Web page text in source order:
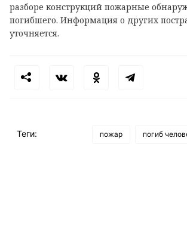
разборе конструкций пожарные
погибшего. Информация о других
уточняется.
Теги: пожар погиб